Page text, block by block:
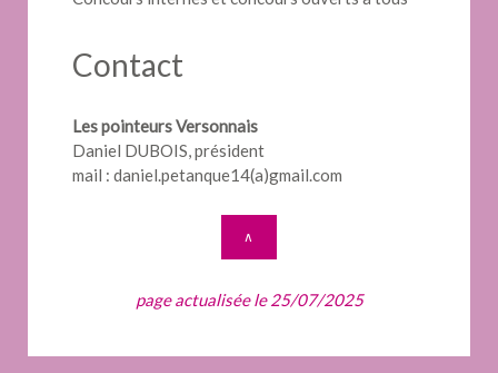
Contact
Les pointeurs Versonnais
Daniel DUBOIS, président
mail : daniel.petanque14(a)gmail.com
∧
page actualisée le 25/07/2025